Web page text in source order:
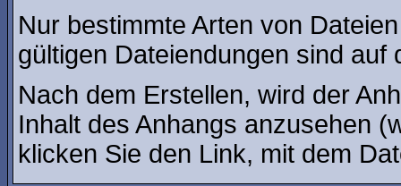
Nur bestimmte Arten von
gültigen Dateiendungen sind
Nach dem Erstellen, wird der
Inhalt des Anhangs anzusehen
klicken Sie den Link, mit dem